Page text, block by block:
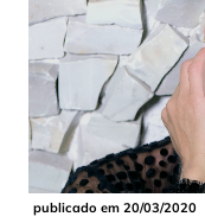
publicado em 20/03/2020